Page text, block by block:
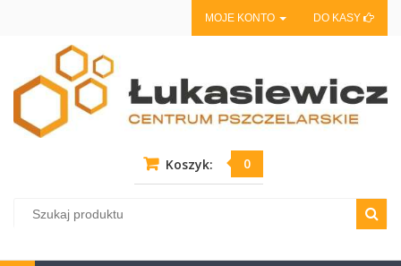
MOJE KONTO DO KASY
Koszyk: 0